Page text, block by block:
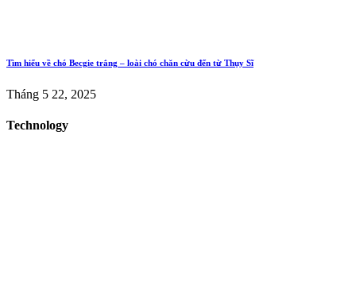
Tìm hiểu về chó Becgie trắng – loài chó chăn cừu đến từ Thụy Sĩ
Tháng 5 22, 2025
Technology